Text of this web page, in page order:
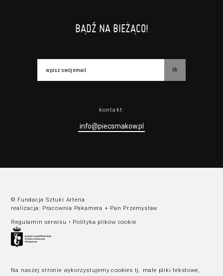
BĄDŹ NA BIEŻĄCO!
ok
kontakt:
info@piecsmakow.pl
© Fundacja Sztuki Arteria
realizacja: Pracownia Pakamera + Pan Przemysław
Regulamin serwisu • Polityka plików cookie
Na naszej stronie wykorzystujemy cookies tj. małe pliki tekstowe,